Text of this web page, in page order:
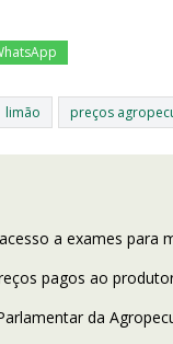
limão preços
a exames para
pagos ao
da